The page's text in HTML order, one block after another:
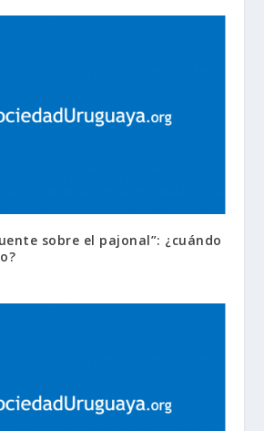
sobre el pajonal”: ¿cuándo